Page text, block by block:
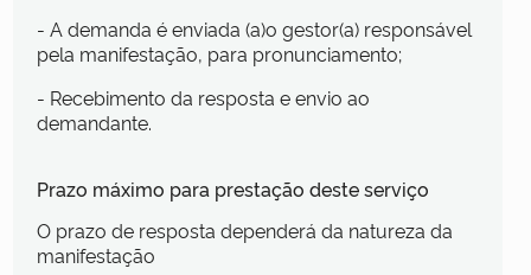
- A demanda é enviada (a)o gestor(a) responsável
pela manifestação, para pronunciamento;
- Recebimento da resposta e envio ao
demandante.
Prazo máximo para prestação deste serviço
O prazo de resposta dependerá da natureza da
manifestação